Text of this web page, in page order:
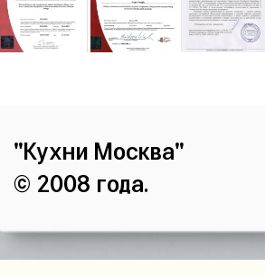
"Кухни Москва"
© 2008 года.